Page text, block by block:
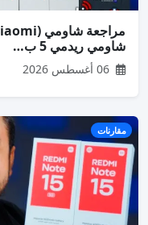
شاومي ريدمي 5 ب…
مقارنات